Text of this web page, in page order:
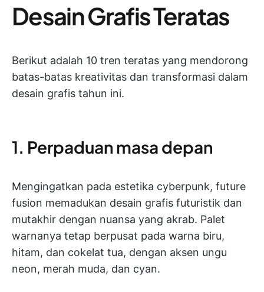
Desain Grafis Teratas
Berikut adalah 10 tren teratas yang mendorong
batas-batas kreativitas dan transformasi dalam
desain grafis tahun ini.
1. Perpaduan masa depan
Mengingatkan pada estetika cyberpunk, future
fusion memadukan desain grafis futuristik dan
mutakhir dengan nuansa yang akrab. Palet
warnanya tetap berpusat pada warna biru,
hitam, dan cokelat tua, dengan aksen ungu
neon, merah muda, dan cyan.